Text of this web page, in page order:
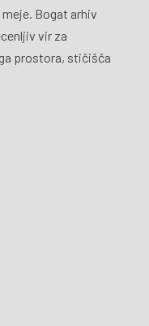
Bogat arhiv
vir za
prostora, stičišča